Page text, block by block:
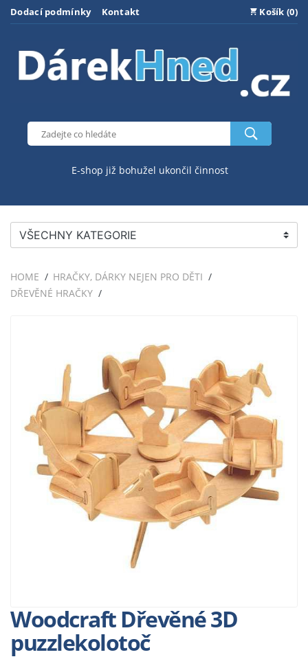
Dodací podmínky Kontakt Košík (0)
E-shop již bohužel ukončil činnost
VŠECHNY KATEGORIE
HOME
HRAČKY, DÁRKY NEJEN PRO DĚTI
DŘEVĚNÉ HRAČKY
Woodcraft Dřevěné 3D
puzzlekolotoč